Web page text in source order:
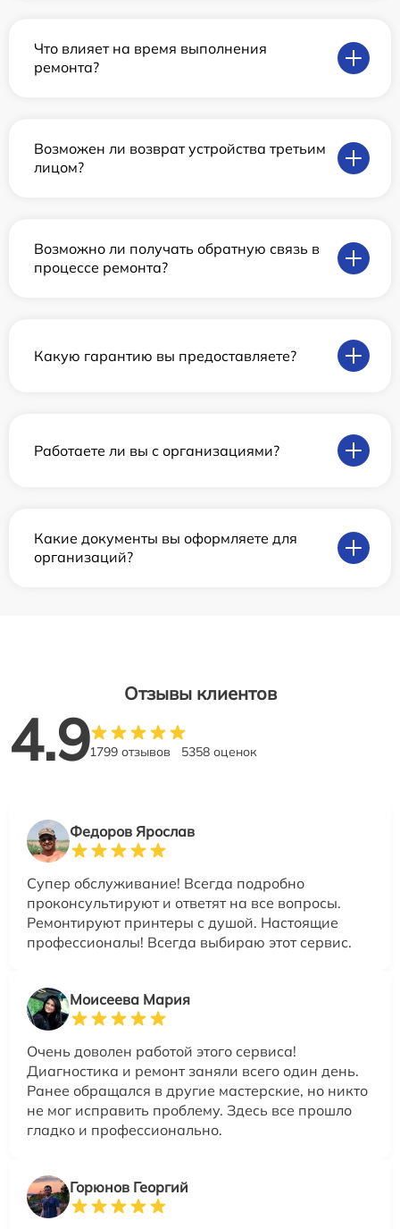
Что влияет на время выполнения
ремонта?
Возможен ли возврат устройства третьим
лицом?
Возможно ли получать обратную связь в
процессе ремонта?
Какую гарантию вы предоставляете?
Работаете ли вы с организациями?
Какие документы вы оформляете для
организаций?
Отзывы клиентов
4.91799 отзывов 5358 оценок
Федоров Ярослав
Супер обслуживание! Всегда подробно
проконсультируют и ответят на все вопросы.
Ремонтируют принтеры с душой. Настоящие
профессионалы! Всегда выбираю этот сервис.
Моисеева Мария
Очень доволен работой этого сервиса!
Диагностика и ремонт заняли всего один день.
Ранее обращался в другие мастерские, но никто
не мог исправить проблему. Здесь все прошло
гладко и профессионально.
Горюнов Георгий